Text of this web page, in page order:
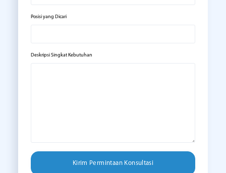
Posisi yang Dicari
Deskripsi Singkat Kebutuhan
Kirim Permintaan Konsultasi